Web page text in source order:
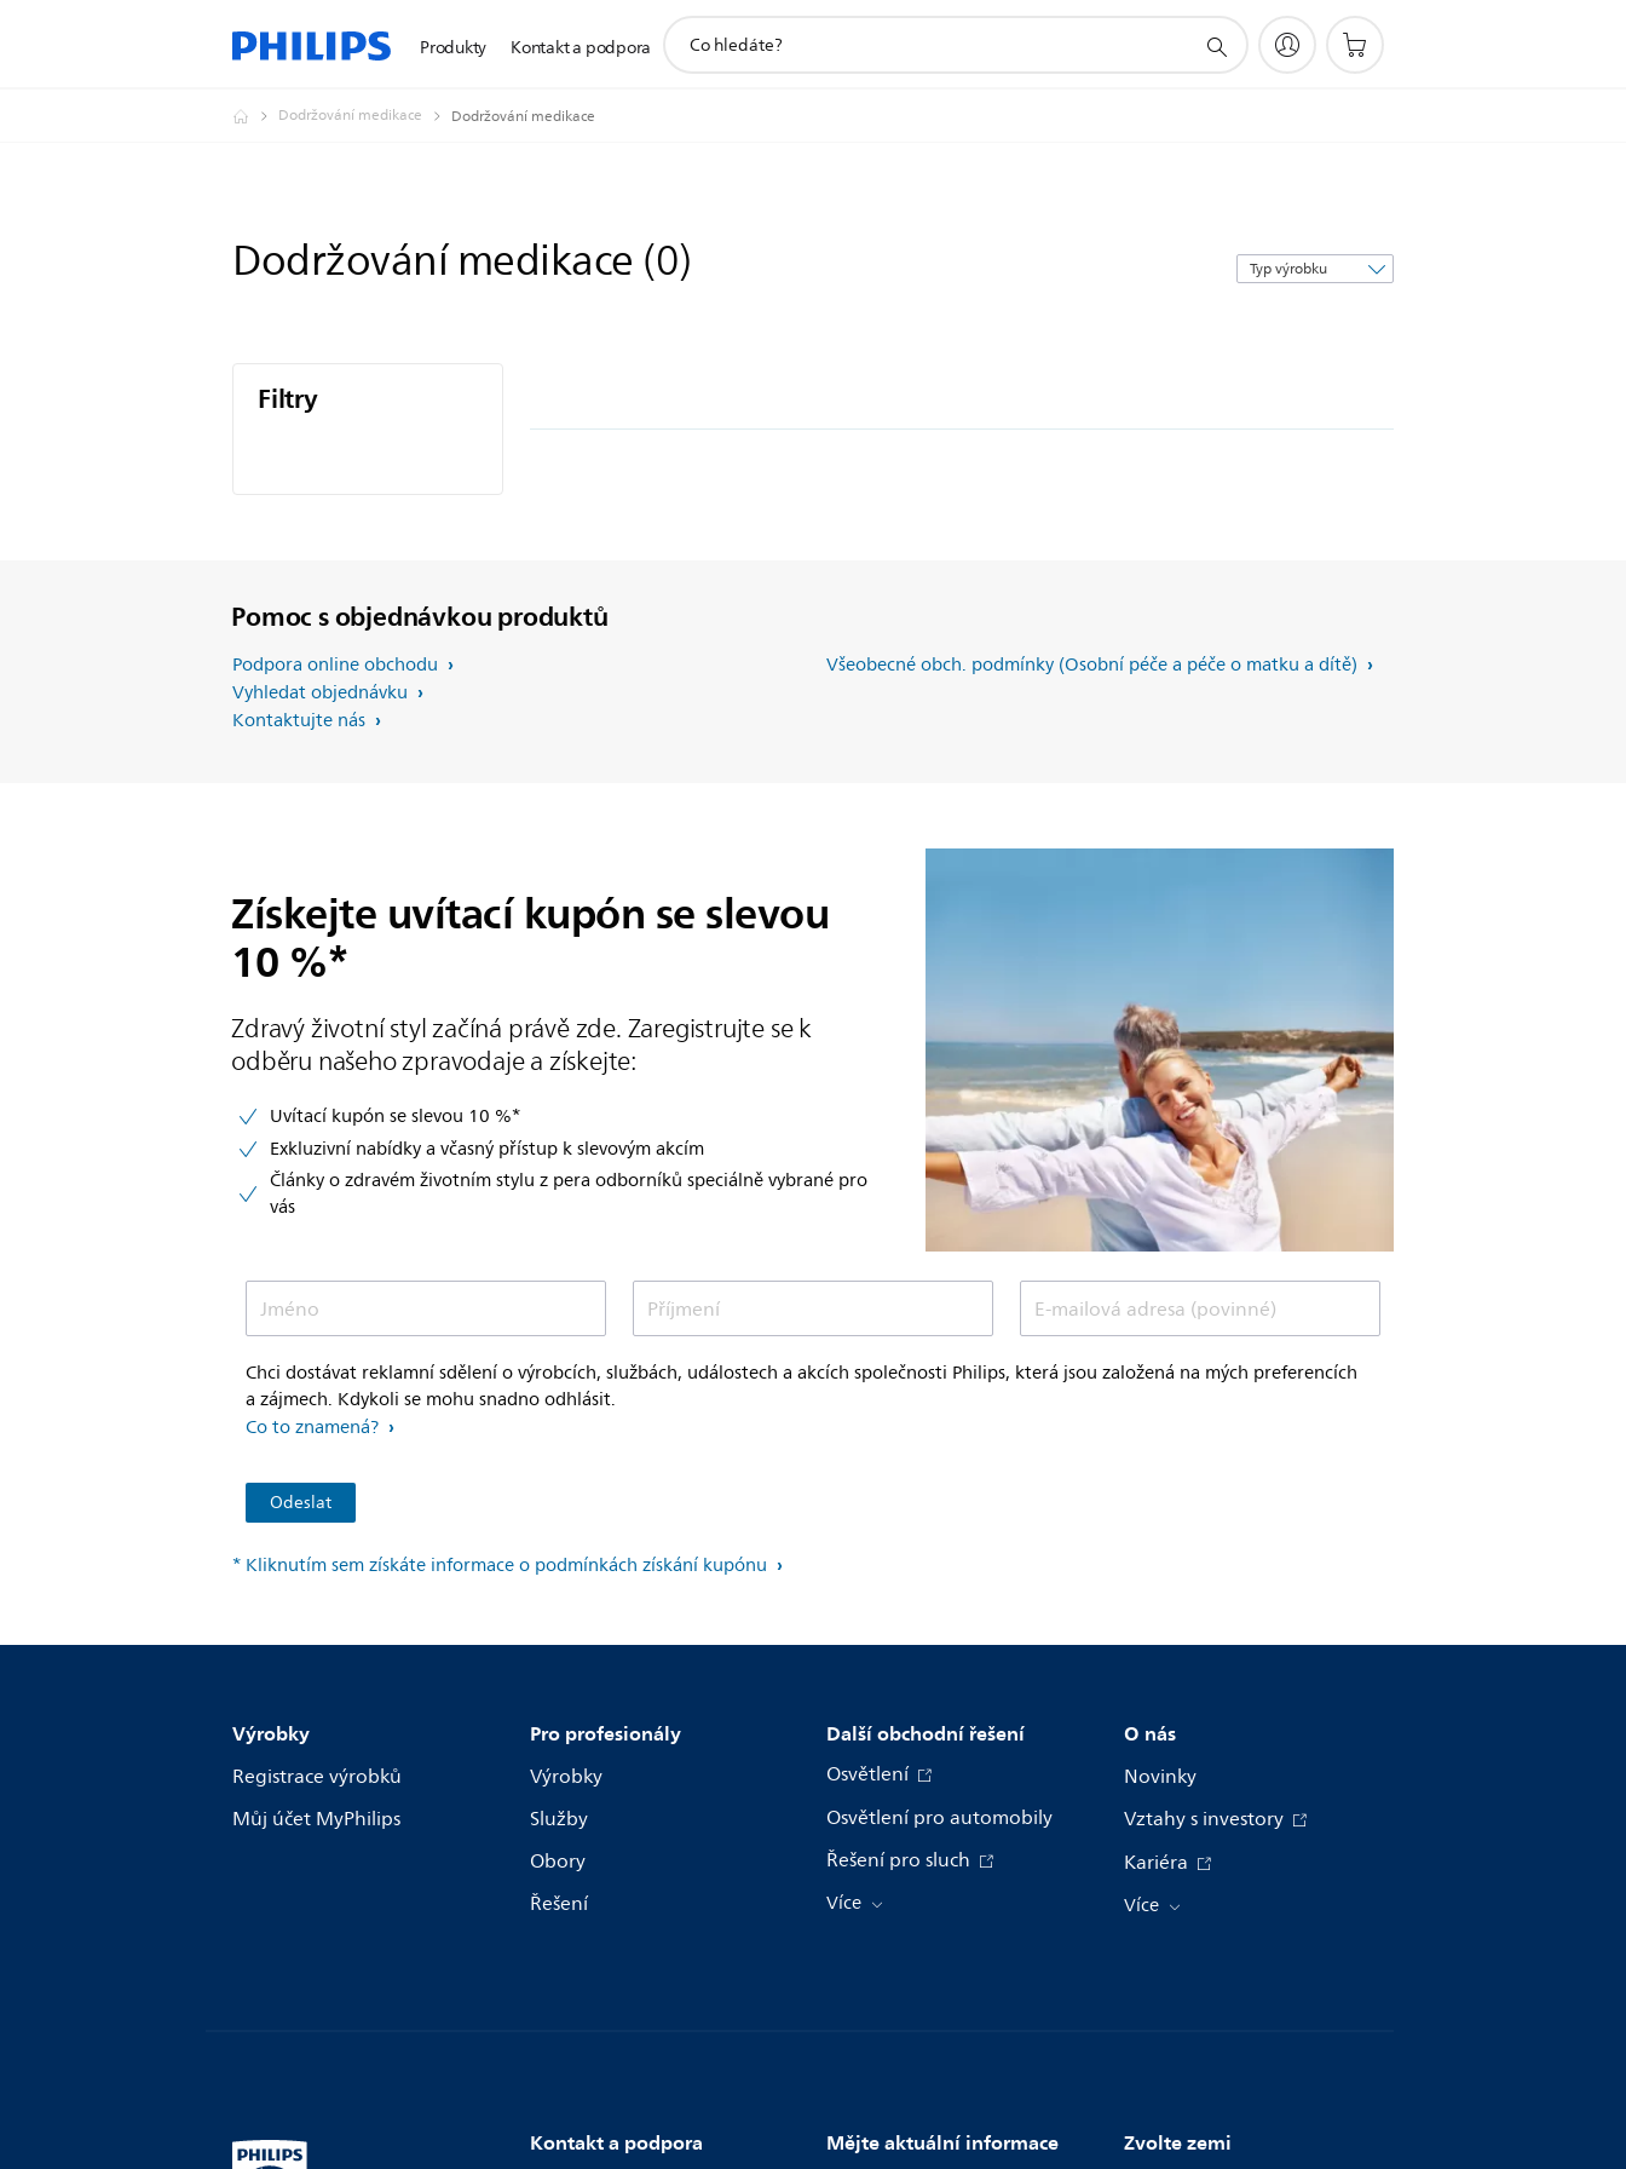
Produkty Kontakt a podpora
search
Dodržování medikace Dodržování medikace
Dodržování medikace (0)
Třídit
podle
Filtry
Pomoc s objednávkou produktů
Podpora online obchodu
Vyhledat objednávku
Kontaktujte nás
Všeobecné obch. podmínky (Osobní péče a péče o matku a dítě)
Získejte uvítací kupón se slevou
10 %*
Zdravý životní styl začíná právě zde. Zaregistrujte se k
odběru našeho zpravodaje a získejte:
Uvítací kupón se slevou 10 %*
Exkluzivní nabídky a včasný přístup k slevovým akcím
Články o zdravém životním stylu z pera odborníků speciálně vybrané pro
vás
Jméno Příjmení E-mailová adresa (povinné)
Chci dostávat reklamní sdělení o výrobcích, službách, událostech a akcích společnosti Philips, která jsou založená na mých preferencích
a zájmech. Kdykoli se mohu snadno odhlásit.
Co to znamená?
* Kliknutím sem získáte informace o podmínkách získání kupónu
Výrobky
Registrace výrobků
Můj účet MyPhilips
Pro profesionály
Výrobky
Služby
Obory
Řešení
Další obchodní řešení
Osvětlení
Osvětlení pro automobily
Řešení pro sluch
Více
O nás
Novinky
Vztahy s investory
Kariéra
Více
Kontakt a podpora Mějte aktuální informace Zvolte zemi